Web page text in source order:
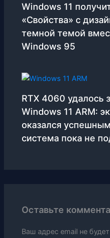
Windows 11
«Свойства» с
темной темой
Windows 95
RTX 4060 удалось
Windows 11 ARM:
оказался
система пока не
Оставьте
Ваш адрес email не